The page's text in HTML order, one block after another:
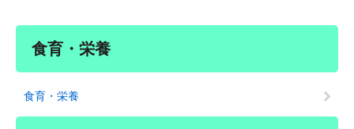
食育・栄養
食育・栄養